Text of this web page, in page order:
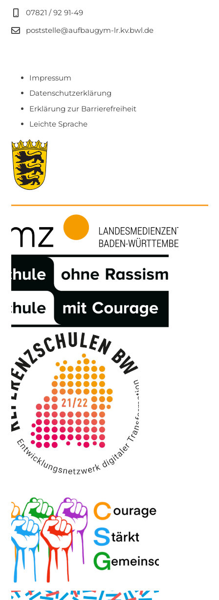
07821 / 92 91-49
poststelle@aufbaugym-lr.kv.bwl.de
Impressum
Datenschutzerklärung
Erklärung zur Barrierefreiheit
Leichte Sprache